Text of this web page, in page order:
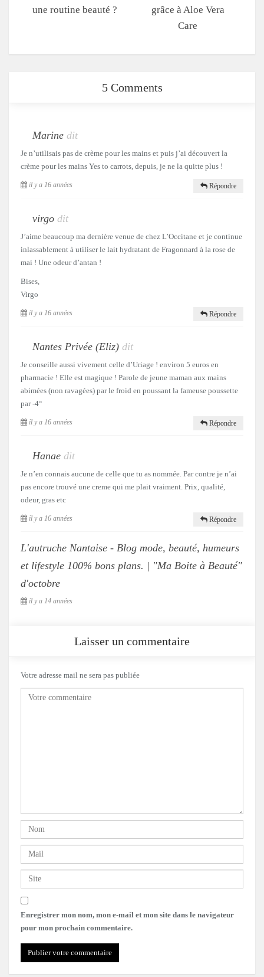
une routine beauté ?
grâce à Aloe Vera
Care
5 Comments
Marine dit
Je n’utilisais pas de crème pour les mains et puis j’ai découvert la
crème pour les mains Yes to carrots, depuis, je ne la quitte plus !
il y a 16 années Répondre
virgo dit
J’aime beaucoup ma dernière venue de chez L’Occitane et je continue
inlassablement à utiliser le lait hydratant de Fragonnard à la rose de
mai ! Une odeur d’antan !
Bises,
Virgo
il y a 16 années Répondre
Nantes Privée (Eliz) dit
Je conseille aussi vivement celle d’Uriage ! environ 5 euros en
pharmacie ! Elle est magique ! Parole de jeune maman aux mains
abimées (non ravagées) par le froid en poussant la fameuse poussette
par -4°
il y a 16 années Répondre
Hanae dit
Je n’en connais aucune de celle que tu as nommée. Par contre je n’ai
pas encore trouvé une creme qui me plait vraiment. Prix, qualité,
odeur, gras etc
il y a 16 années Répondre
L'autruche Nantaise - Blog mode, beauté, humeurs
et lifestyle 100% bons plans. | "Ma Boite à Beauté"
d'octobre
il y a 14 années
Laisser un commentaire
Votre adresse mail ne sera pas publiée
Enregistrer mon nom, mon e-mail et mon site dans le navigateur
pour mon prochain commentaire.